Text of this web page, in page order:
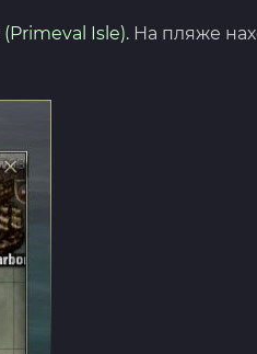
(Primeval Isle). На пляже